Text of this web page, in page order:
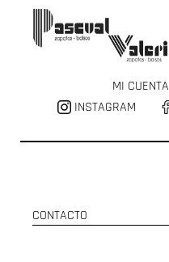
MI CUENTA
INSTAGRAM
CONTACTO